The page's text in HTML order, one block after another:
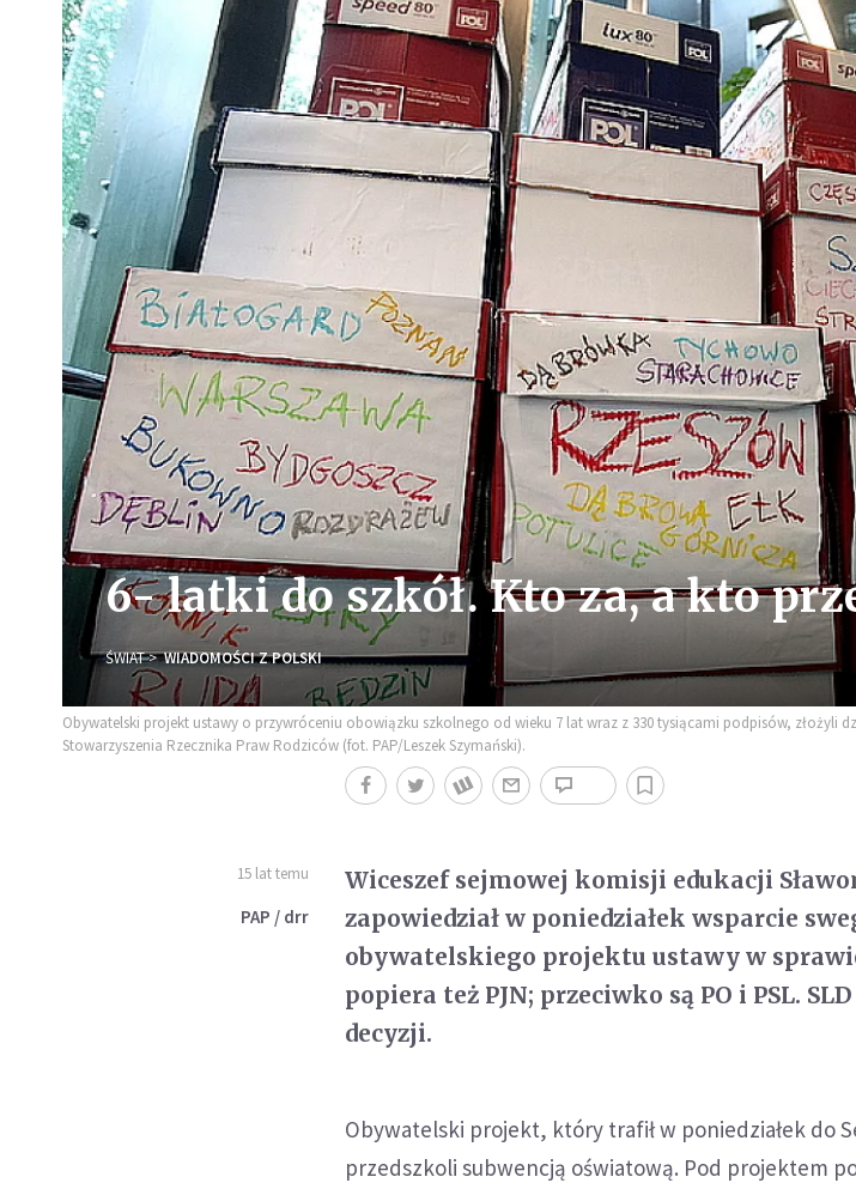
6- latki do szkół. Kto za, a kto
ŚWIAT WIADOMOŚCI Z POLSKI
Obywatelski projekt ustawy o przywróceniu obowiązku szkolnego od wieku 7 lat wraz z 330 tysiącami podpisów, złożyli
Stowarzyszenia Rzecznika Praw Rodziców (fot. PAP/Leszek Szymański).
15 lat temu
PAP / drr
Wiceszef sejmowej komisji edukacji
zapowiedział w poniedziałek wsparcie
obywatelskiego projektu ustawy w
popiera też PJN; przeciwko są PO i PSL.
decyzji.
Obywatelski projekt, który trafił w poniedziałek do
przedszkoli subwencją oświatową. Pod projektem